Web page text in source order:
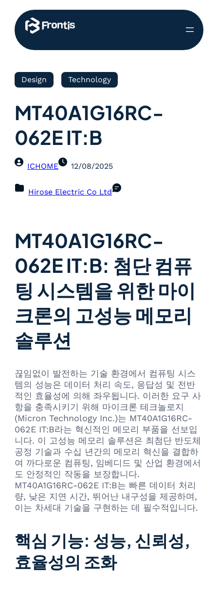
Design Technology
MT40A1G16RC-
062E IT:B
ICHOME 12/08/2025
Hirose Electric Co Ltd
MT40A1G16RC-
062E IT:B: 첨단 컴퓨
팅 시스템을 위한 마이
크론의 고성능 메모리
솔루션
끊임없이 발전하는 기술 환경에서 컴퓨팅 시스
템의 성능은 데이터 처리 속도, 응답성 및 전반
적인 효율성에 의해 좌우됩니다. 이러한 요구 사
항을 충족시키기 위해 마이크론 테크놀로지
(Micron Technology Inc.)는 MT40A1G16RC-
062E IT:B라는 혁신적인 메모리 부품을 선보입
니다. 이 고성능 메모리 솔루션은 최첨단 반도체
공정 기술과 수십 년간의 메모리 혁신을 결합하
여 까다로운 컴퓨팅, 임베디드 및 산업 환경에서
도 안정적인 작동을 보장합니다.
MT40A1G16RC-062E IT:B는 빠른 데이터 처리
량, 낮은 지연 시간, 뛰어난 내구성을 제공하며,
이는 차세대 기술을 구현하는 데 필수적입니다.
핵심 기능: 성능, 신뢰성,
효율성의 조화